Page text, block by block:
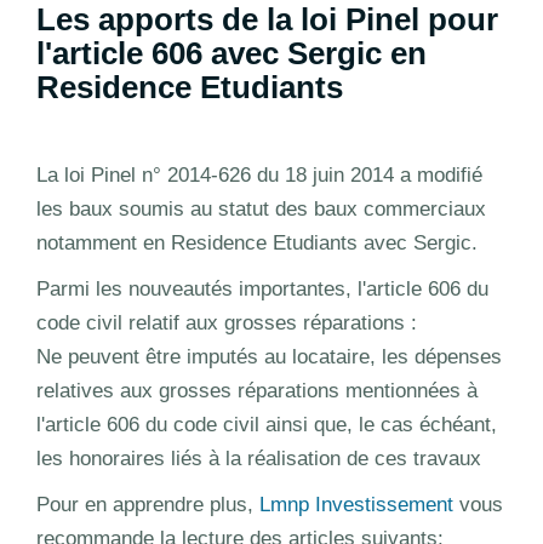
Les apports de la loi Pinel pour
l'article 606 avec Sergic en
Residence Etudiants
La loi Pinel n° 2014-626 du 18 juin 2014 a modifié
les baux soumis au statut des baux commerciaux
notamment en Residence Etudiants avec Sergic.
Parmi les nouveautés importantes, l'article 606 du
code civil relatif aux grosses réparations :
Ne peuvent être imputés au locataire, les dépenses
relatives aux grosses réparations mentionnées à
l'article 606 du code civil ainsi que, le cas échéant,
les honoraires liés à la réalisation de ces travaux
Pour en apprendre plus, Lmnp Investissement vous
recommande la lecture des articles suivants: